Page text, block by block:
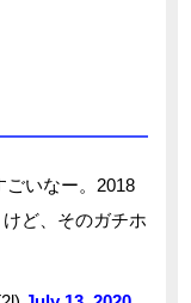
ごいなー。2018
ど、そのガチホ